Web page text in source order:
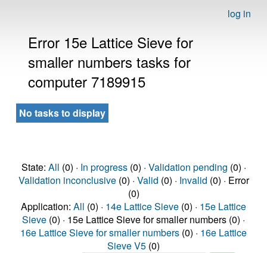
log in
Error 15e Lattice Sieve for
smaller numbers tasks for
computer 7189915
No tasks to display
State: All (0) · In progress(0) · Validation pending (0) ·
Validation inconclusive(0) · Valid (0) · Invalid (0) · Error
(0)
Application: All (0) · 14e Lattice Sieve (0) · 15e Lattice
Sieve (0) · 15e Lattice Sieve for smaller numbers (0) ·
16e Lattice Sieve for smaller numbers (0) · 16e Lattice
Sieve V5 (0)